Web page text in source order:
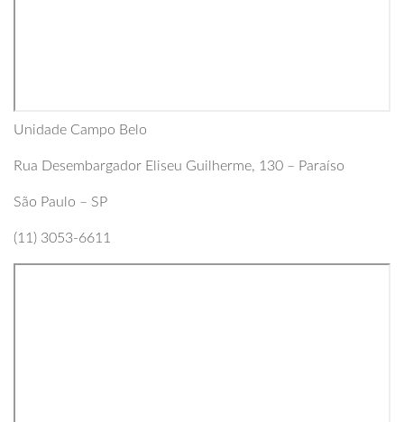
Unidade Campo Belo
Rua Desembargador Eliseu Guilherme, 130 – Paraíso
São Paulo – SP
(11) 3053-6611